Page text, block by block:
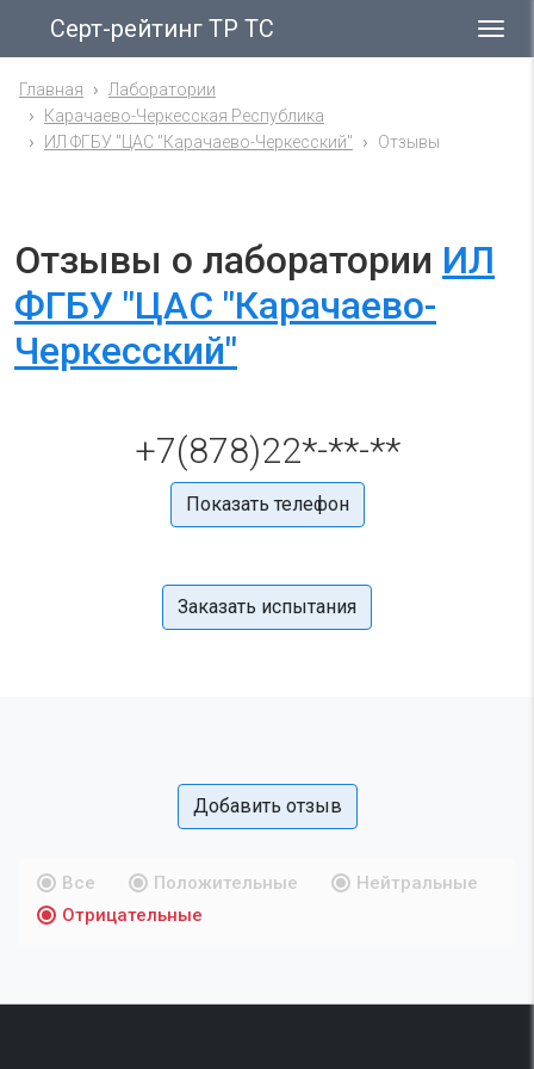
Серт-рейтинг ТР ТС
Главная
Лаборатории
Карачаево-Черкесская Республика
ИЛ ФГБУ "ЦАС "Карачаево-Черкесский"
Отзывы
Отзывы о лаборатории ИЛ
ФГБУ "ЦАС "Карачаево-
Черкесский"
+7(878)22*-**-**
Показать телефон
Заказать испытания
Добавить отзыв
Все Положительные
Нейтральные
Отрицательные